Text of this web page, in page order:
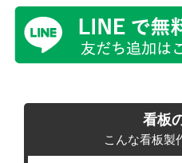
看板
こんな看板製